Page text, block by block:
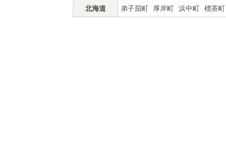
北海道 弟子屈町 厚岸町 浜中町 標茶町